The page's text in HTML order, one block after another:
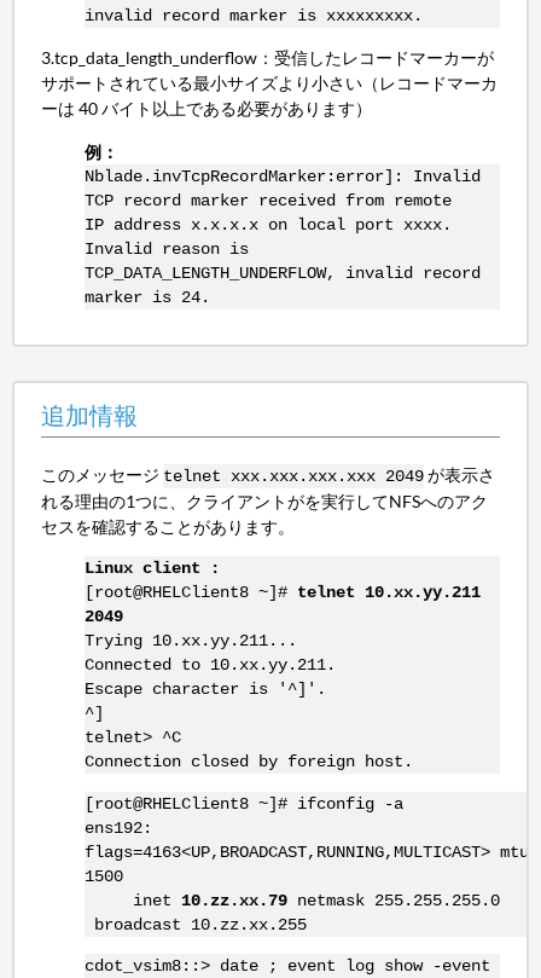
invalid record marker is xxxxxxxxx.
3.tcp_data_length_underflow：受信したレコードマーカーが
サポートされている最小サイズより小さい（レコードマーカ
ーは 40 バイト以上である必要があります）
例：
Nblade.invTcpRecordMarker:error]: Invalid
TCP record marker received from remote
IP address x.x.x.x on local port xxxx.
Invalid reason is
TCP_DATA_LENGTH_UNDERFLOW, invalid record
marker is 24.
追加情報
このメッセージ telnet xxx.xxx.xxx.xxx 2049が表示さ
れる理由の1つに、クライアントがを実行してNFSへのアク
セスを確認することがあります。
Linux client :
[root@RHELClient8 ~]# telnet 10.xx.yy.211
2049
Trying 10.xx.yy.211...
Connected to 10.xx.yy.211.
Escape character is '^]'.
^]
telnet> ^C
Connection closed by foreign host.
[root@RHELClient8 ~]# ifconfig -a
ens192:
flags=4163<UP,BROADCAST,RUNNING,MULTICAST> mtu
1500
inet 10.zz.xx.79netmask 255.255.255.0
broadcast 10.zz.xx.255
cdot_vsim8::> date ; event log show -event